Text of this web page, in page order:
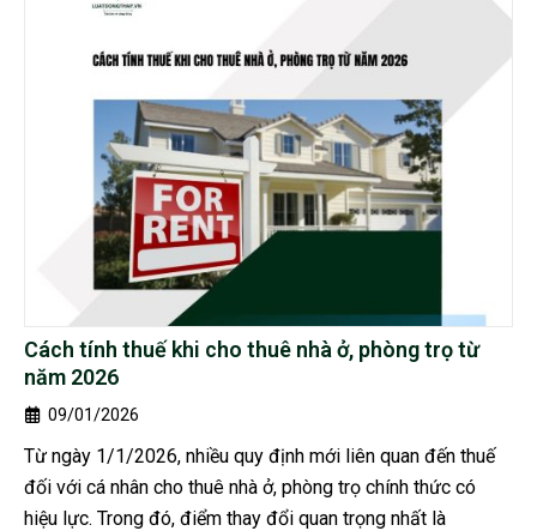
Cách tính thuế khi cho thuê nhà ở, phòng trọ từ
năm 2026
09/01/2026
Từ ngày 1/1/2026, nhiều quy định mới liên quan đến thuế
đối với cá nhân cho thuê nhà ở, phòng trọ chính thức có
hiệu lực. Trong đó, điểm thay đổi quan trọng nhất là